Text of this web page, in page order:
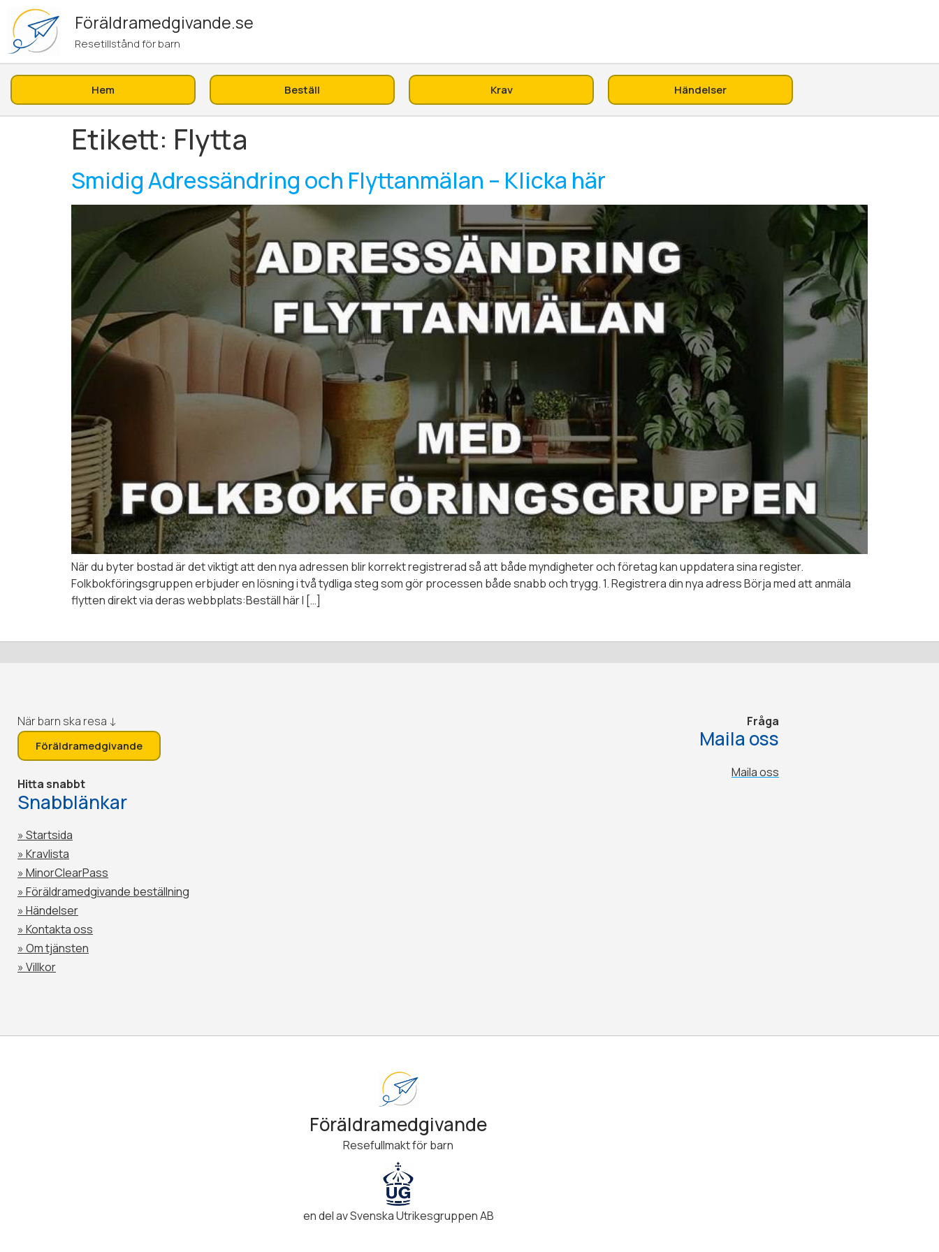
Föräldramedgivande.se
Resetillstånd för barn
Hem Beställ Krav Händelser
Etikett: Flytta
Smidig Adressändring och Flyttanmälan – Klicka här
När du byter bostad är det viktigt att den nya adressen blir korrekt registrerad så att både myndigheter och företag kan uppdatera sina register.
Folkbokföringsgruppen erbjuder en lösning i två tydliga steg som gör processen både snabb och trygg. 1. Registrera din nya adress Börja med att anmäla
flytten direkt via deras webbplats:Beställ här I […]
När barn ska resa ↓
Föräldramedgivande
Hitta snabbt
Snabblänkar
» Startsida
» Kravlista
» MinorClearPass
» Föräldramedgivande beställning
» Händelser
» Kontakta oss
» Om tjänsten
» Villkor
Fråga
Maila oss
Maila oss
Föräldramedgivande
Resefullmakt för barn
en del av Svenska Utrikesgruppen AB